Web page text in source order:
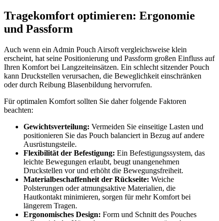
Tragekomfort optimieren: Ergonomie
und Passform
Auch wenn ein Admin Pouch Airsoft vergleichsweise klein
erscheint, hat seine Positionierung und Passform großen Einfluss auf
Ihren Komfort bei Langzeiteinsätzen. Ein schlecht sitzender Pouch
kann Druckstellen verursachen, die Beweglichkeit einschränken
oder durch Reibung Blasenbildung hervorrufen.
Für optimalen Komfort sollten Sie daher folgende Faktoren
beachten:
Gewichtsverteilung: Vermeiden Sie einseitige Lasten und
positionieren Sie das Pouch balanciert in Bezug auf andere
Ausrüstungsteile.
Flexibilität der Befestigung: Ein Befestigungssystem, das
leichte Bewegungen erlaubt, beugt unangenehmen
Druckstellen vor und erhöht die Bewegungsfreiheit.
Materialbeschaffenheit der Rückseite: Weiche
Polsterungen oder atmungsaktive Materialien, die
Hautkontakt minimieren, sorgen für mehr Komfort bei
längerem Tragen.
Ergonomisches Design: Form und Schnitt des Pouches